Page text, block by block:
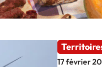
17 février